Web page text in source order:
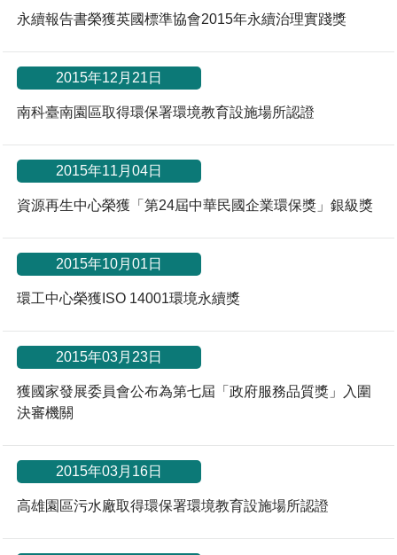
永續報告書榮獲英國標準協會2015年永續治理實踐獎
2015年12月21日
南科臺南園區取得環保署環境教育設施場所認證
2015年11月04日
資源再生中心榮獲「第24屆中華民國企業環保獎」銀級獎
2015年10月01日
環工中心榮獲ISO 14001環境永續獎
2015年03月23日
獲國家發展委員會公布為第七屆「政府服務品質獎」入圍
決審機關
2015年03月16日
高雄園區污水廠取得環保署環境教育設施場所認證